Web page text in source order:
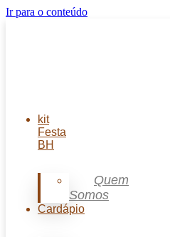
Ir para o conteúdo
kit
Festa
BH
Quem
Somos
Cardápio